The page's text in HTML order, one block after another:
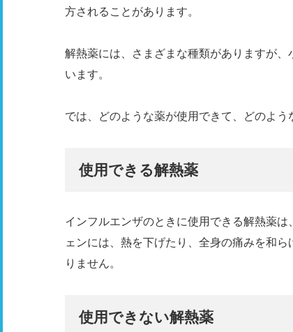
方されることがあります。
解熱薬には、さまざまな種類がありますが
います。
では、どのような薬が使用できて、どのよう
使用できる解熱薬
インフルエンザのときに使用できる解熱薬は、
ェンには、熱を下げたり、全身の痛みを和
りません。
使用できない解熱薬